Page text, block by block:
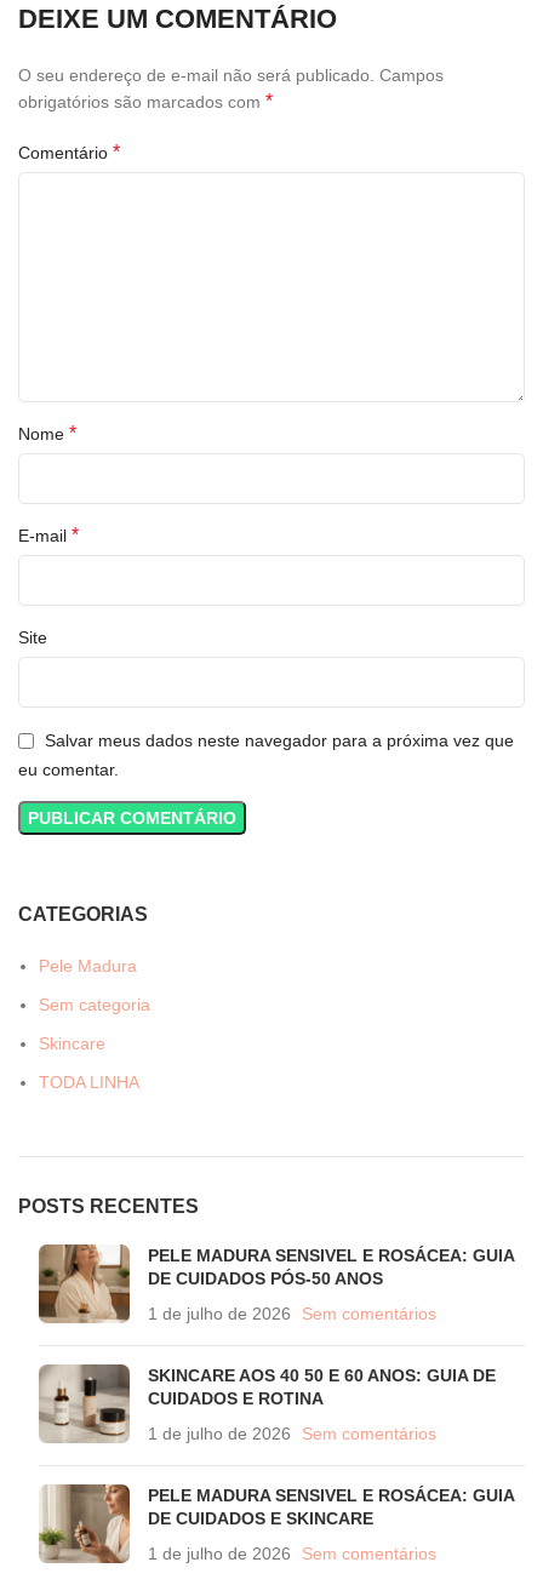
DEIXE UM COMENTÁRIO
O seu endereço de e-mail não será publicado. Campos
obrigatórios são marcados com *
Comentário *
Nome *
E-mail *
Site
Salvar meus dados neste navegador para a próxima vez que
eu comentar.
CATEGORIAS
Pele Madura
Sem categoria
Skincare
TODA LINHA
POSTS RECENTES
PELE MADURA SENSIVEL E ROSÁCEA: GUIA
DE CUIDADOS PÓS-50 ANOS
1 de julho de 2026
Sem comentários
SKINCARE AOS 40 50 E 60 ANOS: GUIA DE
CUIDADOS E ROTINA
1 de julho de 2026
Sem comentários
PELE MADURA SENSIVEL E ROSÁCEA: GUIA
DE CUIDADOS E SKINCARE
1 de julho de 2026
Sem comentários